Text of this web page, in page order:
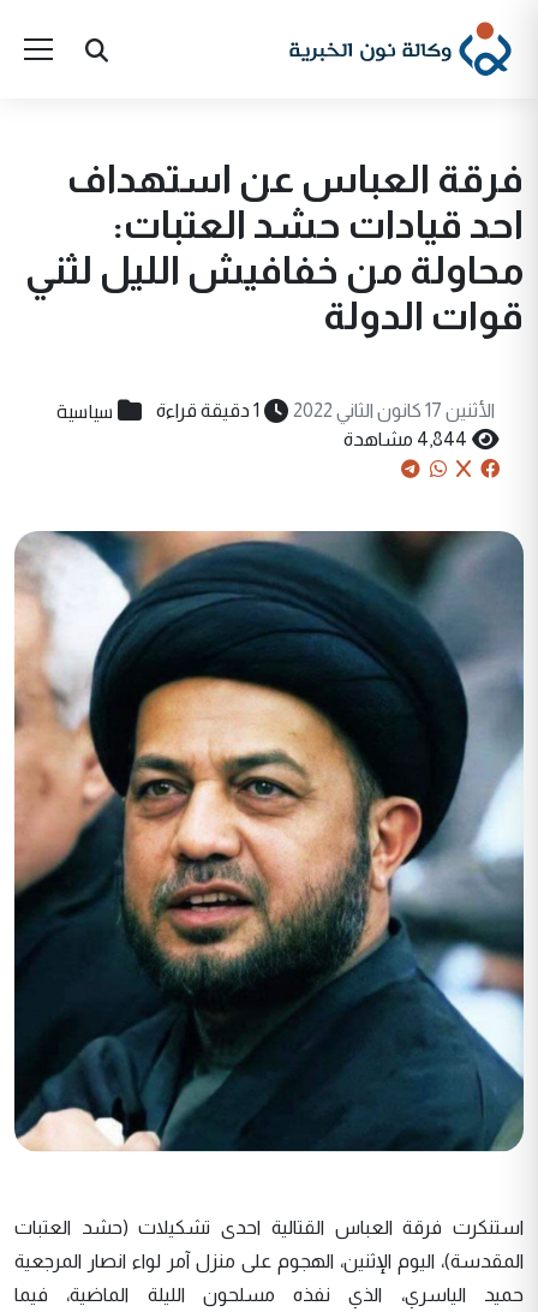
فرقة العباس عن استهداف
احد قيادات حشد العتبات:
محاولة من خفافيش الليل لثني
قوات الدولة
الأثنين 17 كانون الثاني 2022 1 دقيقة قراءة سياسية
4,844 مشاهدة
استنكرت فرقة العباس القتالية احدى تشكيلات (حشد العتبات
المقدسة)، اليوم الإثنين، الهجوم على منزل آمر لواء انصار المرجعية
حميد الياسري، الذي نفذه مسلحون الليلة الماضية، فيما